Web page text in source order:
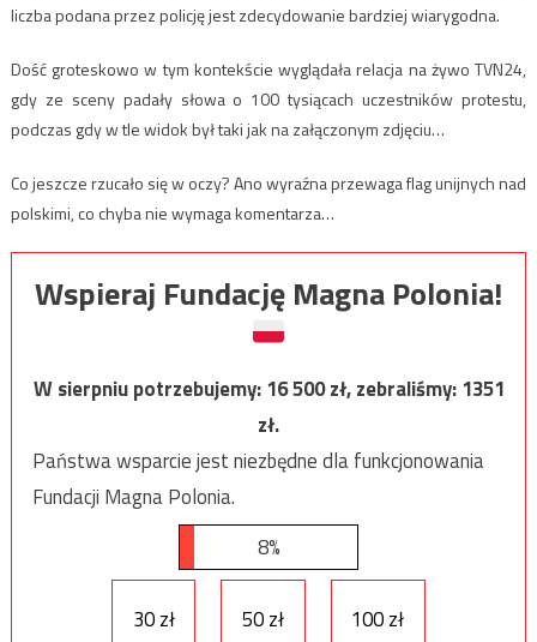
liczba podana przez policję jest zdecydowanie bardziej wiarygodna.
Dość groteskowo w tym kontekście wyglądała relacja na żywo TVN24,
gdy ze sceny padały słowa o 100 tysiącach uczestników protestu,
podczas gdy w tle widok był taki jak na załączonym zdjęciu…
Co jeszcze rzucało się w oczy? Ano wyraźna przewaga flag unijnych nad
polskimi, co chyba nie wymaga komentarza…
Wspieraj Fundację Magna Polonia!
W sierpniu potrzebujemy:16 500zł, zebraliśmy:1351
zł.
Państwa wsparcie jest niezbędne dla funkcjonowania
Fundacji Magna Polonia.
8%
30 zł 50 zł 100 zł